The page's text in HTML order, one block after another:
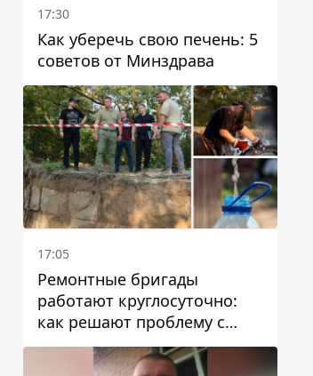
17:30
Как уберечь свою печень: 5
советов от Минздрава
17:05
Ремонтные бригады
работают круглосуточно:
как решают проблему с
водой в Марганецкой
громаде